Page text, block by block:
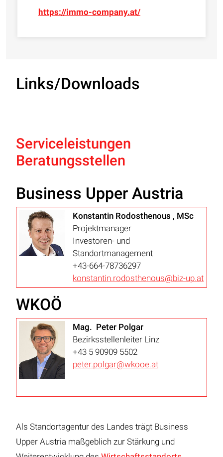
https://immo-company.at/
Links/Downloads
Serviceleistungen
Beratungsstellen
Business Upper Austria
Konstantin Rodosthenous , MSc
Projektmanager
Investoren- und
Standortmanagement
+43-664-78736297
konstantin.rodosthenous@biz-up.at
WKOÖ
Mag. Peter Polgar
Bezirksstellenleiter Linz
+43 5 90909 5502
peter.polgar@wkooe.at
Als Standortagentur des Landes trägt Business
Upper Austria maßgeblich zur Stärkung und